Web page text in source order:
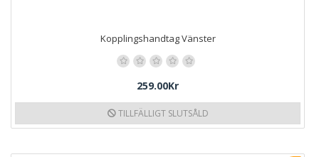
Kopplingshandtag Vänster
259.00Kr
TILLFÄLLIGT SLUTSÅLD